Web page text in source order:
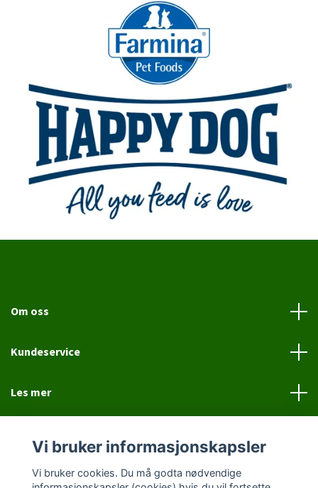
Om oss
Kundeservice
Les mer
Vi bruker informasjonskapsler
Vi bruker cookies. Du må godta nødvendige